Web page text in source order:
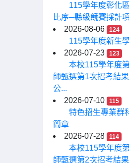
115學年度彰化
比序─縣級競賽採計
2026-08-06
124
115學年度新生
2026-07-23
123
本校115學年度
師甄選第1次招考結
公...
2026-07-10
115
特色招生專業群
簡章
2026-07-28
114
本校115學年度
師甄選第2次招考結